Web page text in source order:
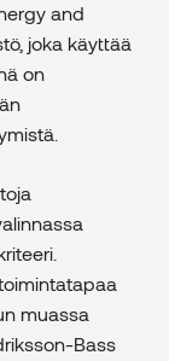
and
joka käyttää
on
muassa
Bass